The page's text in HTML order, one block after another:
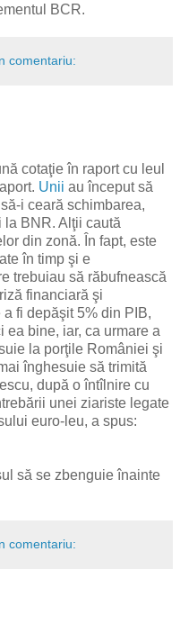
BCR.
comentariu:
cotaţie în raport cu leul
Unii au început să
i ceară schimbarea,
la BNR. Alţii caută
din zonă. În fapt, este
în timp şi e
trebuiau să răbufnească
financiară şi
fi depăşit 5% din PIB,
ea bine, iar, ca urmare a
la porţile României şi
înghesuie să trimită
după o întîlnire cu
unei ziariste legate
euro-leu, a spus:
să se zbenguie înainte
comentariu: